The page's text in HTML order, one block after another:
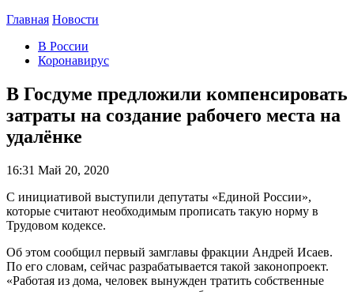
Главная Новости
В России
Коронавирус
В Госдуме предложили компенсировать
затраты на создание рабочего места на
удалёнке
16:31 Май 20, 2020
С инициативой выступили депутаты «Единой России»,
которые считают необходимым прописать такую норму в
Трудовом кодексе.
Об этом сообщил первый замглавы фракции Андрей Исаев.
По его словам, сейчас разрабатывается такой законопроект.
«Работая из дома, человек вынужден тратить собственные